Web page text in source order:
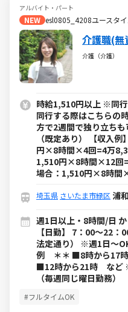
アルバイト・パート
NEW esl0805_4208ユースタ
介護職(無
介護（介護）
時給1,510円以上 ※同
同行する際はこちらの
方で2週間で独り立ち
（既定あり） 【収入
円×8時間×4回=4万
1,510円×8時間×12回
場合：1,510円×8時間
埼玉県 さいたま市緑区 浦
週1日以上・8時間/日 か
【日勤】 7：00～22
法定通り） ※週1日～
例 ＊＊ ■8時から17
■12時から21時 など
（毎週同じ曜日勤務）
#フルタイムOK